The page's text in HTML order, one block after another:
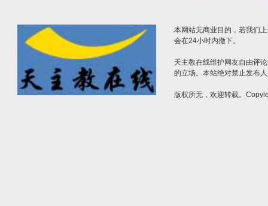
本网站无商业目的，若我们
会在24小时内撤下。
天主教在线维护网友自由评
的立场。本站绝对禁止发布
版权所无，欢迎转载。